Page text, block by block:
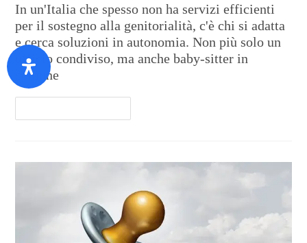
In un'Italia che spesso non ha servizi efficienti
per il sostegno alla genitorialità, c'è chi si adatta
e cerca soluzioni in autonomia. Non più solo un
ufficio condiviso, ma anche baby-sitter in
comune